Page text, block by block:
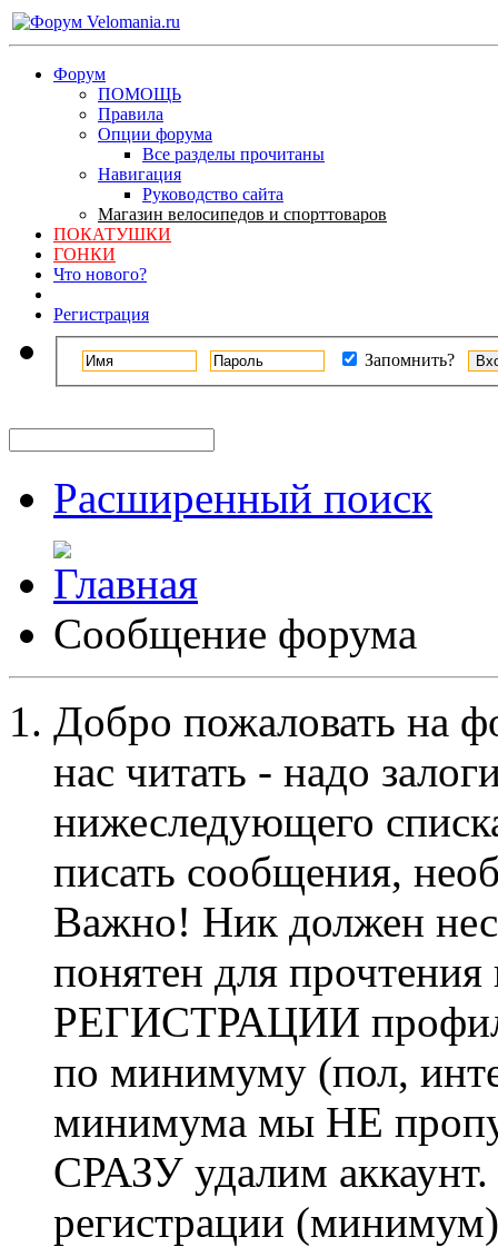
Форум
ПОМОЩЬ
Правила
Опции форума
Все разделы прочитаны
Навигация
Руководство сайта
Магазин велосипедов и спорттоваров
ПОКАТУШКИ
ГОНКИ
Что нового?
Регистрация
Запомнить?
Расширенный поиск
Сообщение форума
Добро пожаловать на
нас читать - надо
нижеследующего
писать сообщения,
Важно! Ник должен
понятен для
РЕГИСТРАЦИИ профиль
по минимуму (пол,
минимума мы НЕ
СРАЗУ удалим
регистрации